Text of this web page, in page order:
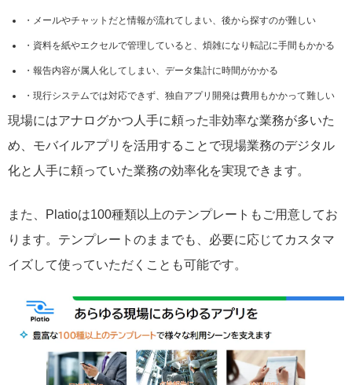
メールやチャットだと情報が流れてしまい、後から探すのが難しい
資料を紙やエクセルで管理していると、煩雑になり転記に手間もかかる
報告内容が属人化してしまい、データ集計に時間がかかる
現行システムでは対応できず、独自アプリ開発は費用もかかって難しい
現場にはアナログかつ人手に頼った非効率な業務が多いた
め、モバイルアプリを活用することで現場業務のデジタル
化と人手に頼っていた業務の効率化を実現できます。
また、Platioは100種類以上のテンプレートもご用意してお
ります。テンプレートのままでも、必要に応じてカスタマ
イズして使っていただくことも可能です。